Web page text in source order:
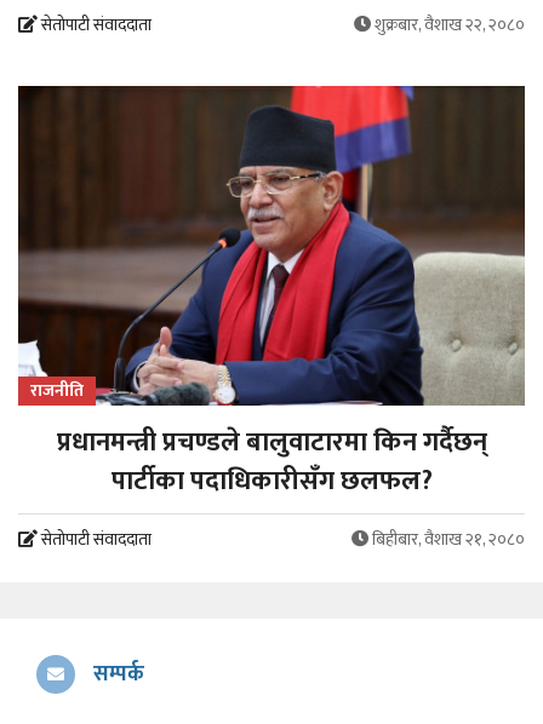
सेतोपाटी संवाददाता शुक्रबार, वैशाख २२, २०८०
राजनीति
प्रधानमन्त्री प्रचण्डले बालुवाटारमा किन गर्दैछन्
पार्टीका पदाधिकारीसँग छलफल?
सेतोपाटी संवाददाता बिहीबार, वैशाख २१, २०८०
सम्पर्क